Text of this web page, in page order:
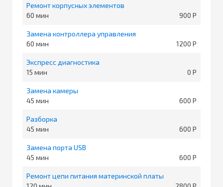
Ремонт корпусных элементов
60
900
Замена контроллера управления
60
1200
Экспресс диагностика
15
0
Замена камеры
45
600
Разборка
45
600
Замена порта USB
45
600
Ремонт цепи питания материнской платы